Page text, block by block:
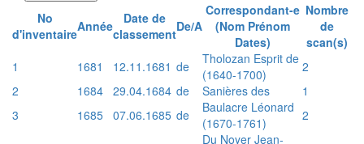
No
d'inventaireAnnée
Date de
classementDe/A
Correspondant-e
(Nom Prénom
Dates)
Nombre
de
scan(s)
1
1681 12.11.1681 de
Tholozan Esprit de
(1640-1700)
2
2
1684 29.04.1684 de Sanières des
1
3
1685 07.06.1685 de
Baulacre Léonard
(1670-1761)
2
Du Noyer Jean-